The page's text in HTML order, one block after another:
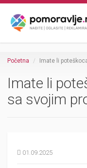
Početna Imate li
Imate li
sa svojim
01.09.2025